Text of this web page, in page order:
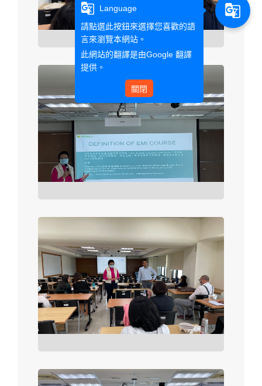
g_translate
Language
請點選此按鈕來選擇您喜歡的語
言來瀏覽本網站。
此網站的翻譯是由Google 翻譯
提供。
關閉
g_translate